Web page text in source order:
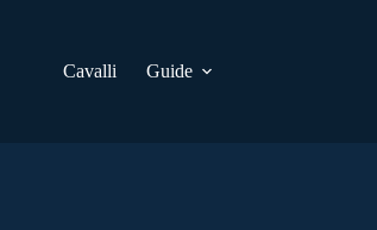
Cavalli Guide